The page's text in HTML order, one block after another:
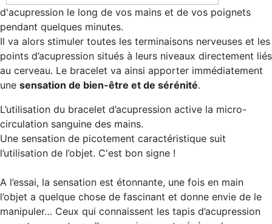
d'acupression le long de vos mains et de vos poignets
pendant quelques minutes.
Il va alors stimuler toutes les terminaisons nerveuses et les
points d’acupression situés à leurs niveaux directement liés
au cerveau. Le bracelet va ainsi apporter immédiatement
une sensation de bien-être et de sérénité.
L’utilisation du bracelet d’acupression active la micro-
circulation sanguine des mains.
Une sensation de picotement caractéristique suit
l’utilisation de l’objet. C'est bon signe !
A l’essai, la sensation est étonnante, une fois en main
l’objet a quelque chose de fascinant et donne envie de le
manipuler… Ceux qui connaissent les tapis d’acupression